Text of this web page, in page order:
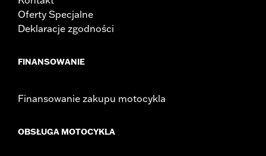
Oferty Specjalne
Deklaracje zgodności
FINANSOWANIE
Finansowanie zakupu motocykla
OBSŁUGA MOTOCYKLA